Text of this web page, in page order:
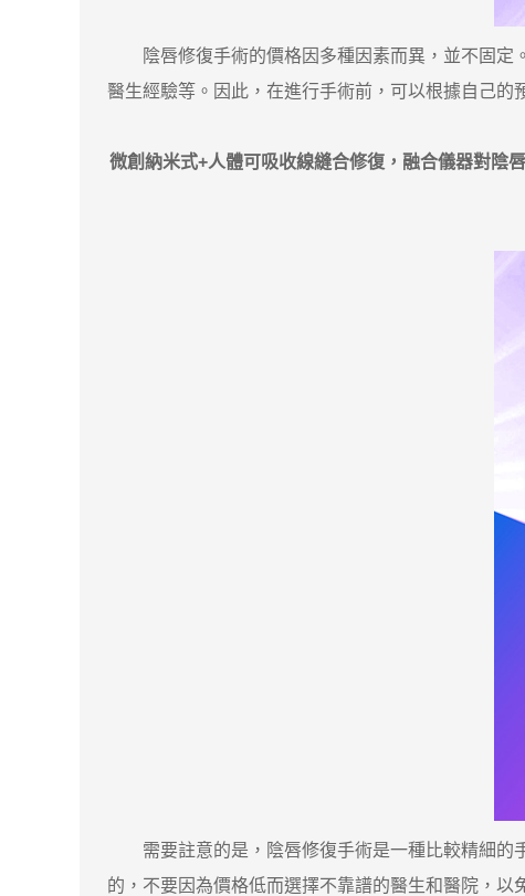
陰唇修復手術的價格因多種因素而異，並不固定。
醫生經驗等。因此，在進行手術前，可以根據自己的
微創納米式+人體可吸收線縫合修復，融合儀器對陰
需要註意的是，陰唇修復手術是一種比較精細的
的，不要因為價格低而選擇不靠譜的醫生和醫院，